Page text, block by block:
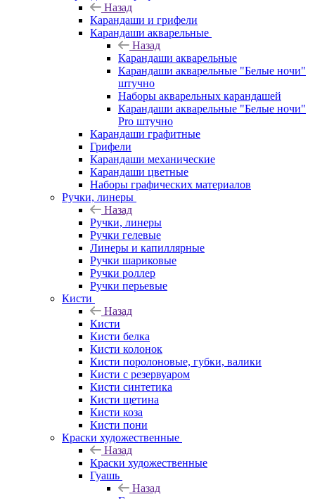
Назад
Карандаши и грифели
Карандаши акварельные
Назад
Карандаши акварельные
Карандаши акварельные "Белые ночи"
штучно
Наборы акварельных карандашей
Карандаши акварельные "Белые ночи"
Pro штучно
Карандаши графитные
Грифели
Карандаши механические
Карандаши цветные
Наборы графических материалов
Ручки, линеры
Назад
Ручки, линеры
Ручки гелевые
Линеры и капиллярные
Ручки шариковые
Ручки роллер
Ручки перьевые
Кисти
Назад
Кисти
Кисти белка
Кисти колонок
Кисти поролоновые, губки, валики
Кисти с резервуаром
Кисти синтетика
Кисти щетина
Кисти коза
Кисти пони
Краски художественные
Назад
Краски художественные
Гуашь
Назад